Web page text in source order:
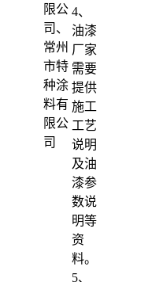
限公
司、
常州
市特
种涂
料有
限公
司
4、
油漆
厂家
需要
提供
施工
工艺
说明
及油
漆参
数说
明等
资
料。
5、